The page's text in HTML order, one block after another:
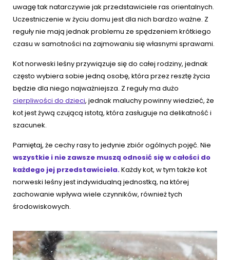
uwagę tak natarczywie jak przedstawiciele ras orientalnych.
Uczestniczenie w życiu domu jest dla nich bardzo ważne. Z
reguły nie mają jednak problemu ze spędzeniem krótkiego
czasu w samotności na zajmowaniu się własnymi sprawami.
Kot norweski leśny przywiązuje się do całej rodziny, jednak
często wybiera sobie jedną osobę, która przez resztę życia
będzie dla niego najważniejsza. Z reguły ma dużo
cierpliwości do dzieci, jednak maluchy powinny wiedzieć, że
kot jest żywą czującą istotą, która zasługuje na delikatność i
szacunek.
Pamiętaj, że cechy rasy to jedynie zbiór ogólnych pojęć. Nie
wszystkie i nie zawsze muszą odnosić się w całości do
każdego jej przedstawiciela.Każdy kot, w tym także kot
norweski leśny jest indywidualną jednostką, na której
zachowanie wpływa wiele czynników, również tych
środowiskowych.